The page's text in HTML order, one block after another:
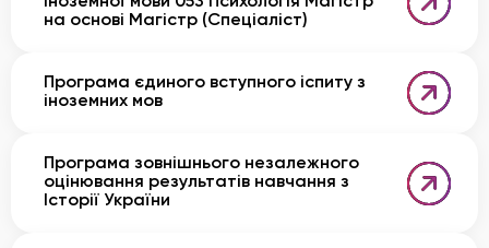
на основі Магістр (Спеціаліст)
Програма єдиного вступного іспиту з
іноземних мов
Програма зовнішнього незалежного
оцінювання результатів навчання з
Історії України